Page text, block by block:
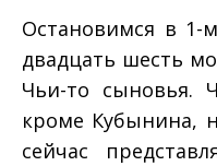
Остановимся в 1­-
двадцать шесть
Чьи­-то сыновья.
кроме Кубынина,
сейчас